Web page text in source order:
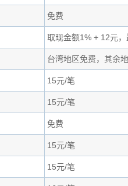
免费
取现金额1% + 12元
台湾地区免费，其余
15元/笔
15元/笔
免费
15元/笔
15元/笔